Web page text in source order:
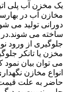
یک مخزن آب پلی
مخازن آب در
دورانی تولید می
ساخته می شوند.در
جلوگیری از ورود
مخزن یا تانکر
می توان بیان
انواع مخازن
حاضر به علت